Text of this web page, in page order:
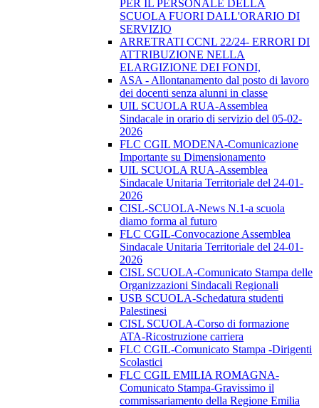
PER IL PERSONALE DELLA
SCUOLA FUORI DALL'ORARIO DI
SERVIZIO
ARRETRATI CCNL 22/24- ERRORI DI
ATTRIBUZIONE NELLA
ELARGIZIONE DEI FONDI,
ASA - Allontanamento dal posto di lavoro
dei docenti senza alunni in classe
UIL SCUOLA RUA-Assemblea
Sindacale in orario di servizio del 05-02-
2026
FLC CGIL MODENA-Comunicazione
Importante su Dimensionamento
UIL SCUOLA RUA-Assemblea
Sindacale Unitaria Territoriale del 24-01-
2026
CISL-SCUOLA-News N.1-a scuola
diamo forma al futuro
FLC CGIL-Convocazione Assemblea
Sindacale Unitaria Territoriale del 24-01-
2026
CISL SCUOLA-Comunicato Stampa delle
Organizzazioni Sindacali Regionali
USB SCUOLA-Schedatura studenti
Palestinesi
CISL SCUOLA-Corso di formazione
ATA-Ricostruzione carriera
FLC CGIL-Comunicato Stampa -Dirigenti
Scolastici
FLC CGIL EMILIA ROMAGNA-
Comunicato Stampa-Gravissimo il
commissariamento della Regione Emilia